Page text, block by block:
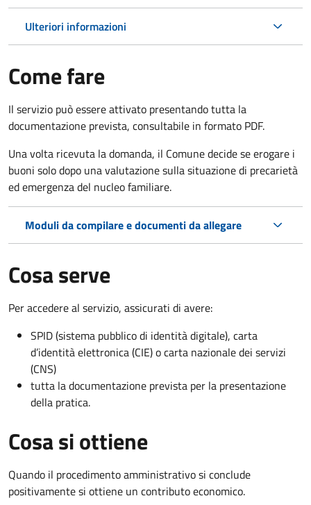
Ulteriori informazioni
Come fare
Il servizio può essere attivato presentando tutta la
documentazione prevista, consultabile in formato PDF.
Una volta ricevuta la domanda, il Comune decide se erogare i
buoni solo dopo una valutazione sulla situazione di precarietà
ed emergenza del nucleo familiare.
Moduli da compilare e documenti da allegare
Cosa serve
Per accedere al servizio, assicurati di avere:
SPID (sistema pubblico di identità digitale), carta
d’identità elettronica (CIE) o carta nazionale dei servizi
(CNS)
tutta la documentazione prevista per la presentazione
della pratica.
Cosa si ottiene
Quando il procedimento amministrativo si conclude
positivamente si ottiene un contributo economico.